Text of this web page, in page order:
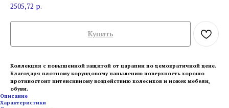
2505,72 р.
Купить
Коллекция с повышенной защитой от царапин по демократичной цене.
Благодаря плотному корундовому напылению поверхность хорошо
противостоит интенсивному воздействию колесиков и ножек мебели,
обуви.
Описание
Характеристики